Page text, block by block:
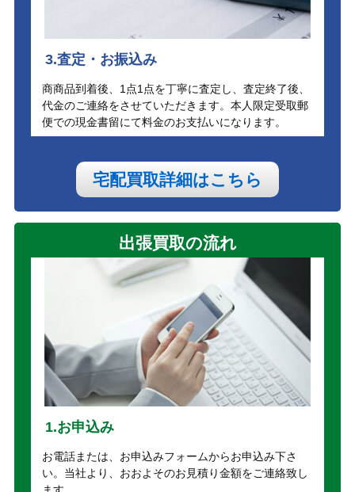
3.査定・お振込み
商商品到着後、1点1点を丁寧に査定し、査定終了後、
代金のご連絡をさせていただきます。本人限定受取郵
便での現金書留にて料金のお支払いになります。
宅配買取詳細はこちら
出張買取の流れ
1.お申込み
お電話または、お申込みフォームからお申込み下さ
い。当社より、おおよそのお見積り金額をご連絡致し
ます。